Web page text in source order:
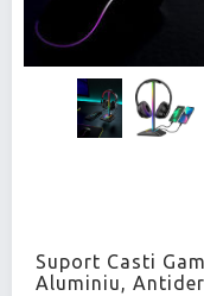
Suport Casti
Aluminiu,